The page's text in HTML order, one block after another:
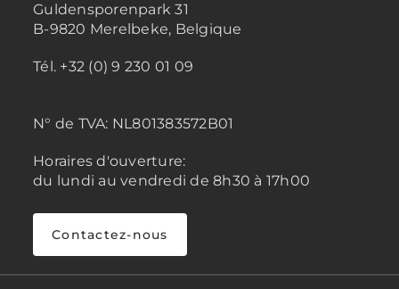
Guldensporenpark 31
B-9820 Merelbeke, Belgique
Tél. +32 (0) 9 230 01 09
N° de TVA: NL801383572B01
Horaires d'ouverture:
du lundi au vendredi de 8h30 à 17h00
Contactez-nous